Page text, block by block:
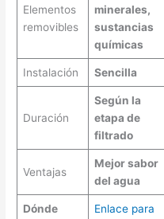
Elementos
removibles
minerales,
sustancias
químicas
Instalación Sencilla
Duración
Según la
etapa de
filtrado
Ventajas
Mejor sabor
del agua
Dónde
Enlace para